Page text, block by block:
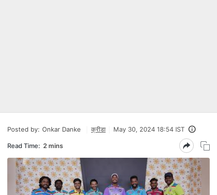
Posted by: Onkar Danke क्रीडा May 30, 2024 18:54 IST
Read Time: 2 mins